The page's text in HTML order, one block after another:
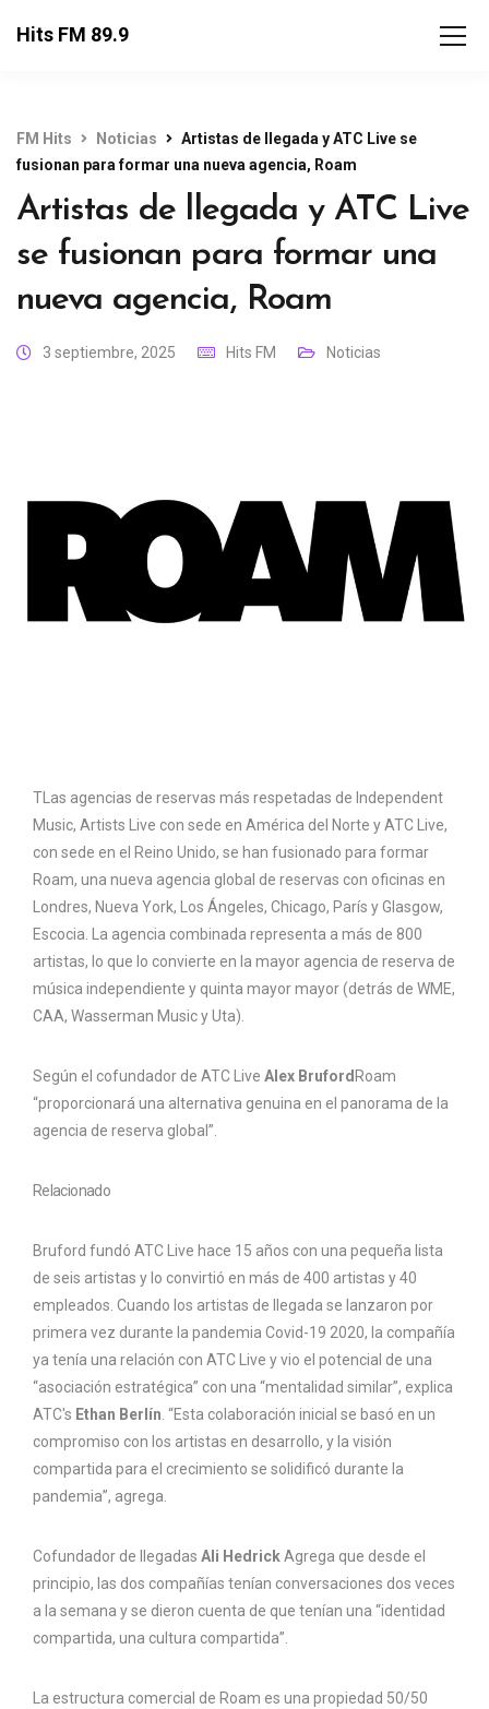
Hits FM 89.9
FM Hits Noticias
Artistas de llegada y ATC Live se
fusionan para formar una nueva agencia, Roam
Artistas de llegada y ATC Live
se fusionan para formar una
nueva agencia, Roam
3 septiembre, 2025 Hits FM Noticias
T Las agencias de reservas más respetadas de Independent
Music, Artists Live con sede en América del Norte y ATC Live,
con sede en el Reino Unido, se han fusionado para formar
Roam, una nueva agencia global de reservas con oficinas en
Londres, Nueva York, Los Ángeles, Chicago, París y Glasgow,
Escocia. La agencia combinada representa a más de 800
artistas, lo que lo convierte en la mayor agencia de reserva de
música independiente y quinta mayor mayor (detrás de WME,
CAA, Wasserman Music y Uta).
Según el cofundador de ATC Live Alex Bruford Roam
“proporcionará una alternativa genuina en el panorama de la
agencia de reserva global”.
Relacionado
Bruford fundó ATC Live hace 15 años con una pequeña lista
de seis artistas y lo convirtió en más de 400 artistas y 40
empleados. Cuando los artistas de llegada se lanzaron por
primera vez durante la pandemia Covid-19 2020, la compañía
ya tenía una relación con ATC Live y vio el potencial de una
“asociación estratégica” con una “mentalidad similar”, explica
ATC's Ethan Berlín . “Esta colaboración inicial se basó en un
compromiso con los artistas en desarrollo, y la visión
compartida para el crecimiento se solidificó durante la
pandemia”, agrega.
Cofundador de llegadas Ali HedrickAgrega que desde el
principio, las dos compañías tenían conversaciones dos veces
a la semana y se dieron cuenta de que tenían una “identidad
compartida, una cultura compartida”.
La estructura comercial de Roam es una propiedad 50/50